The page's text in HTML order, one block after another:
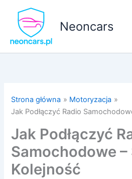
Neoncars
Strona główna
Motoryzacja
Jak Podłączyć Radio
Jak Podłączyć
Samochodowe –
Kolejność